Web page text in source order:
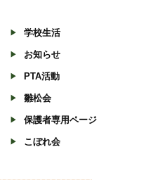
学校生活
お知らせ
PTA活動
雛松会
保護者専用ページ
こぼれ会